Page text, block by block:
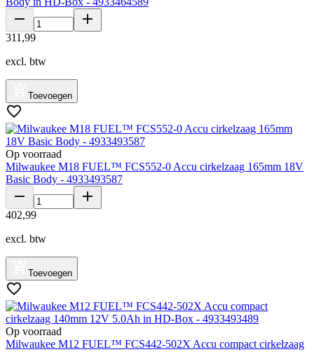
311 ,99
excl. btw
Toevoegen
Op voorraad
Milwaukee M18 FUEL™ FCS552-0 Accu cirkelzaag 165mm 18V
Basic Body - 4933493587
402,99
excl. btw
Toevoegen
Op voorraad
Milwaukee M12 FUEL™ FCS442-502X Accu compact cirkelzaag